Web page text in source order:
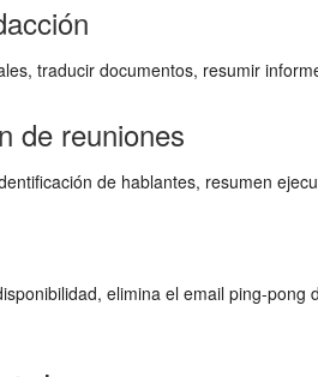
traducir documentos, resumir
de reuniones
de hablantes, resumen
elimina el email ping-